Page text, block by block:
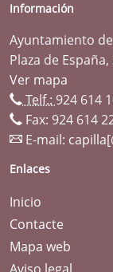
Información
Ayuntamiento
Plaza de
Ver mapa
Telf.: 924 614
Fax: 924 614
E-mail:
Enlaces
Inicio
Contacte
Mapa web